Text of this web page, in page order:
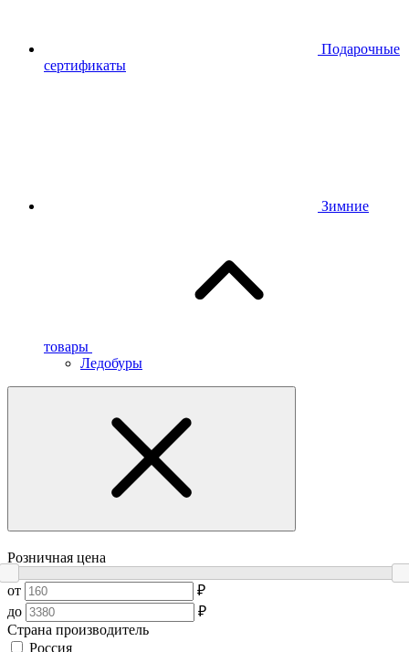
Подарочные
сертификаты
Зимние
товары
Ледобуры
Розничная цена
от
₽
до
₽
Страна производитель
Россия